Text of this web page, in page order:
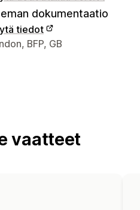
dokumentaatio
tiedot
yhteystiedot
BFP, GB
vaatteet